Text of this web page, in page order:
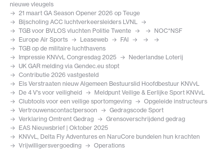
nieuwe vleugels
21 maart GA Season Opener 2026 op Teuge
Bijscholing ACC luchtverkeersleiders LVNL
TGB voor BVLOS vluchten Politie Twente
NOC*NSF
Europe Air Sports
Leaseweb
FAI
TGB op de militaire luchthavens
Impressie KNVvL Congresdag 2025
Nederlandse Loterij
UK GAR melding via Gendec.eu stopt
Contributie 2026 vastgesteld
Els Verstraaten nieuw Algemeen Bestuurslid Hoofdbestuur KNVvL
De 4 V's voor veiligheid
Meldpunt Veilige & Eerlijke Sport KNVvL
Clubtools voor een veilige sportomgeving
Opgeleide instructeurs
Vertrouwenscontactpersoon
Gedragscode Sport
Verklaring Omtrent Gedrag
Grensoverschrijdend gedrag
EAS Nieuwsbrief | Oktober 2025
KNVvL, Delta Fly Adventures en NaruCore bundelen hun krachten
Vrijwilligersvergoeding
Operations